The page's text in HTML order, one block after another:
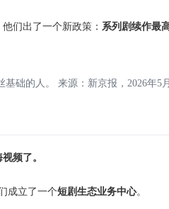
们出了一个新政策： 系列剧续作最
础的人。 来源：新京报，2026年5月
频了。
成立了一个短剧生态业务中心。